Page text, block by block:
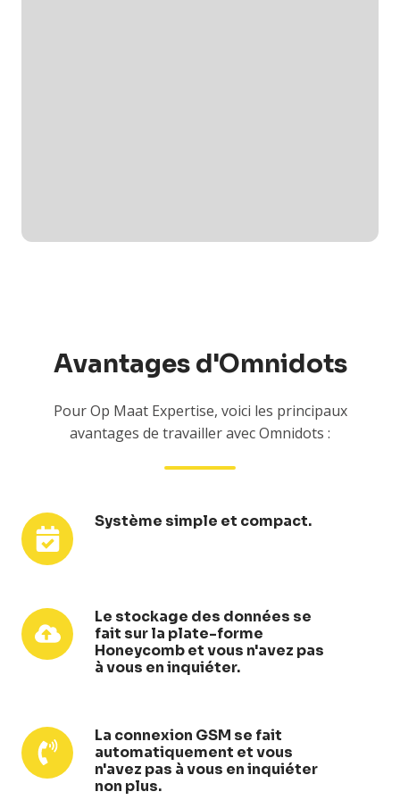
Avantages d'Omnidots
Pour Op Maat Expertise, voici les principaux
avantages de travailler avec Omnidots :
Système simple et compact.
Système
simple
et
Le stockage des données se
fait sur la plate-forme
Honeycomb et vous n'avez pas
à vous en inquiéter.
Le
stockage
des
fait
sur
la
La connexion GSM se fait
automatiquement et vous
n'avez pas à vous en inquiéter
non plus.
La
connexion
GSM